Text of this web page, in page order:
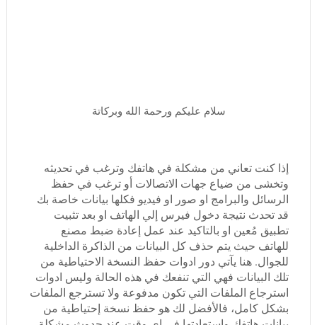
سلام عليكم ورحمة الله وبركاتة
إذا كنت تعاني من مشكلة في هاتفك وترغب في تحديثه
وتخشى من ضياع جهات الاتصالات أو ترغب في حفظ
الرسائل والبرامج او صور او فيديو فكلها بيانات خاصة بك
قد تحدث نتيجة دخول فيرس إلي الهاتف او بعد تثبيت
تطبيق مُعين او بالتاكيد عند عمل إعادة ضبط مصنع
للهاتف حيث يتم حذف كل البيانات من الذاكرة الداخلية
للجوال. هنا يآتي دور ادوات حفظ النسخة الاحتياطية من
تلك البيانات فهي التي تنفعك في هذه الحالة وليس ادوات
استرجاع الملفات التي تكون مدفوعة ولا تسترجع الملفات
بشكل كامل، فالأفضل لك هو حفظ نسخة إحتياطية من